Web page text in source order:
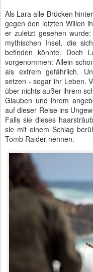
Als Lara alle Brücken
gegen den letzten Willen
er zuletzt gesehen
mythischen Insel, die
befinden könnte. Doch
vorgenommen: Allein
als extrem gefährlich.
setzen - sogar ihr Leben.
über nichts außer ihrem
Glauben und ihrem
auf dieser Reise ins
Falls sie dieses
sie mit einem Schlag
Tomb Raider nennen.